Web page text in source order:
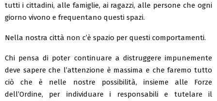
tutti i cittadini, alle famiglie, ai ragazzi, alle persone che ogni
giorno vivono e frequentano questi spazi.
Nella nostra città non c’è spazio per questi comportamenti.
Chi pensa di poter continuare a distruggere impunemente
deve sapere che l’attenzione è massima e che faremo tutto
ciò che è nelle nostre possibilità, insieme alle Forze
dell’Ordine, per individuare i responsabili e tutelare il